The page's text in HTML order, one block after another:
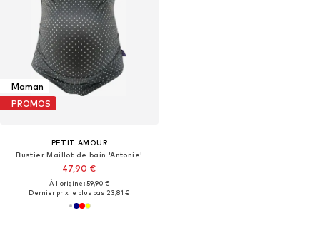
Maman
PROMOS
PETIT AMOUR
Bustier Maillot de bain 'Antonie'
47,90 €
À l'origine : 59,90 €
Dernier prix le plus bas :23,81 €